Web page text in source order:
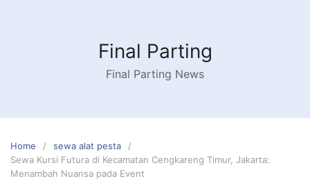
Final Parting
Final Parting News
Home
sewa alat pesta
Sewa Kursi Futura di Kecamatan Cengkareng Timur, Jakarta:
Menambah Nuansa pada Event